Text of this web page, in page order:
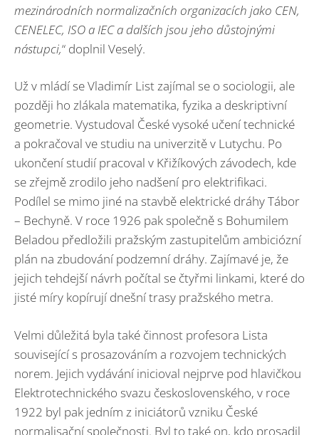
mezinárodních normalizačních organizacích jako CEN,
CENELEC, ISO a IEC a dalších jsou jeho důstojnými
nástupci,“ doplnil Veselý.
Už v mládí se Vladimír List zajímal se o sociologii, ale
později ho zlákala matematika, fyzika a deskriptivní
geometrie. Vystudoval České vysoké učení technické
a pokračoval ve studiu na univerzitě v Lutychu. Po
ukončení studií pracoval v Křižíkových závodech, kde
se zřejmě zrodilo jeho nadšení pro elektrifikaci.
Podílel se mimo jiné na stavbě elektrické dráhy Tábor
– Bechyně. V roce 1926 pak společně s Bohumilem
Beladou předložili pražským zastupitelům ambiciózní
plán na zbudování podzemní dráhy. Zajímavé je, že
jejich tehdejší návrh počítal se čtyřmi linkami, které do
jisté míry kopírují dnešní trasy pražského metra.
Velmi důležitá byla také činnost profesora Lista
související s prosazováním a rozvojem technických
norem. Jejich vydávání inicioval nejprve pod hlavičkou
Elektrotechnického svazu československého, v roce
1922 byl pak jedním z iniciátorů vzniku České
normalisační společnosti. Byl to také on, kdo prosadil